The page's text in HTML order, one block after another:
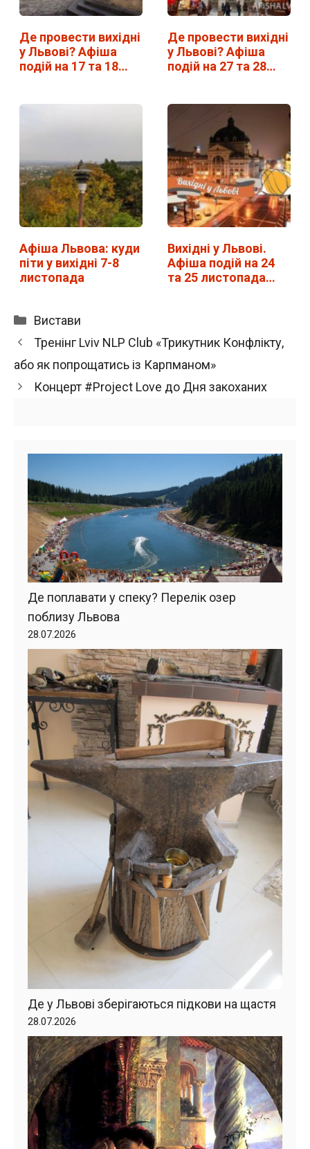
Де провести вихідні
у Львові? Афіша
подій на 17 та 18
Де провести вихідні
у Львові? Афіша
подій на 27 та 28
Афіша Львова: куди
піти у вихідні 7-8
листопада
Вихідні у Львові.
Афіша подій на 24
та 25 листопада…
Категорії
Вистави
Тренінг Lviv NLP Club «Трикутник Конфлікту,
або як попрощатись із Карпманом»
Концерт #Project Love до Дня закоханих
Де поплавати у спеку? Перелік озер
поблизу Львова
28.07.2026
Де у Львові зберігаються підкови на щастя
28.07.2026